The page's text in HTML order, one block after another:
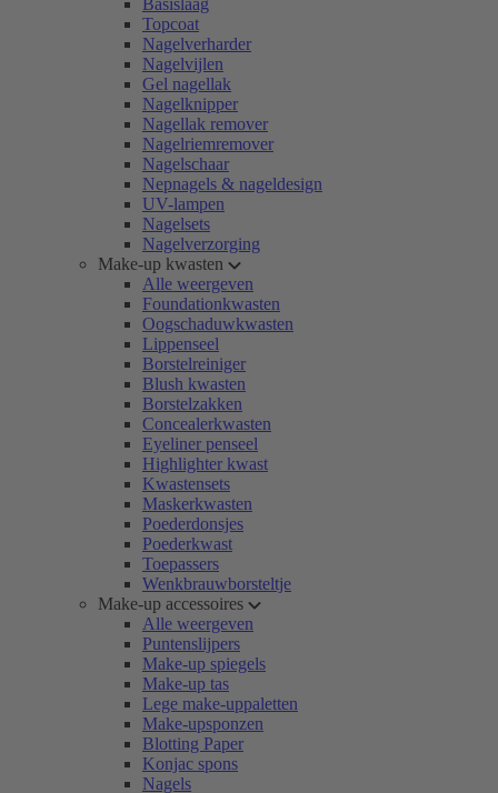
Basislaag
Topcoat
Nagelverharder
Nagelvijlen
Gel nagellak
Nagelknipper
Nagellak remover
Nagelriemremover
Nagelschaar
Nepnagels & nageldesign
UV-lampen
Nagelsets
Nagelverzorging
Make-up kwasten
Alle weergeven
Foundationkwasten
Oogschaduwkwasten
Lippenseel
Borstelreiniger
Blush kwasten
Borstelzakken
Concealerkwasten
Eyeliner penseel
Highlighter kwast
Kwastensets
Maskerkwasten
Poederdonsjes
Poederkwast
Toepassers
Wenkbrauwborsteltje
Make-up accessoires
Alle weergeven
Puntenslijpers
Make-up spiegels
Make-up tas
Lege make-uppaletten
Make-upsponzen
Blotting Paper
Konjac spons
Nagels